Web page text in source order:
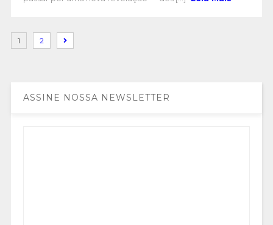
1 2
ASSINE NOSSA NEWSLETTER